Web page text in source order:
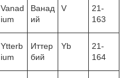
Vanad
ium
Ванад
ий
V
21-
163
Ytterb
ium
Иттер
бий
Yb
21-
164